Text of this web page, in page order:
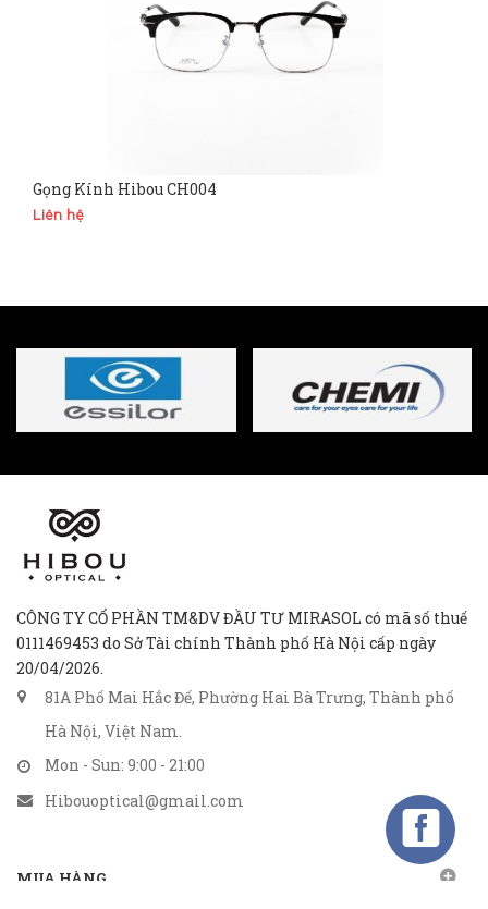
Gọng Kính Hibou CH004
Liên hệ
CÔNG TY CỔ PHẦN TM&DV ĐẦU TƯ MIRASOL có mã số thuế
0111469453 do Sở Tài chính Thành phố Hà Nội cấp ngày
20/04/2026.
81A Phố Mai Hắc Đế, Phường Hai Bà Trưng, Thành phố
Hà Nội, Việt Nam.
Mon - Sun: 9:00 - 21:00
Hibouoptical@gmail.com
MUA HÀNG